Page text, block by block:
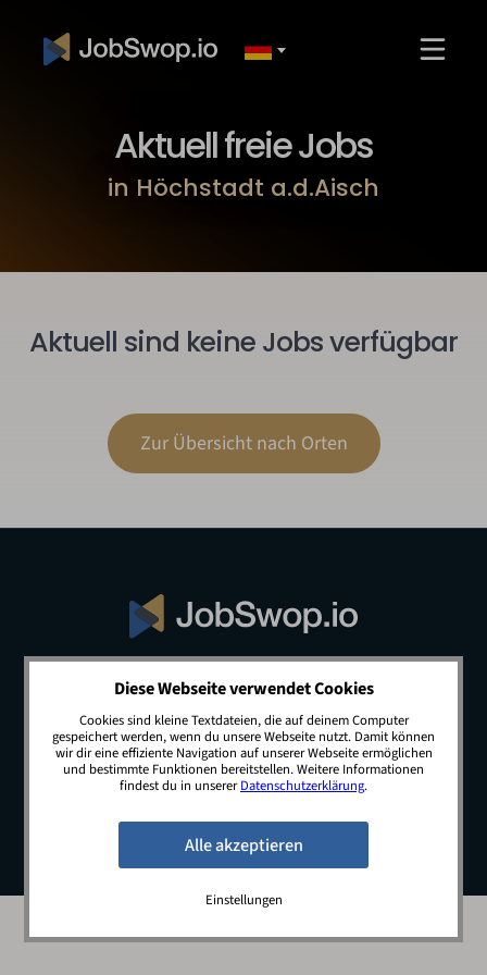
Aktuell freie Jobs
in Höchstadt a.d.Aisch
Aktuell sind keine Jobs verfügbar
Zur Übersicht nach Orten
© 2026 JobSwop.io · All rights reserved.
Blog Jobs Newsletter
Kontakt
Preise
Impressum Datenschutz
Diese Webseite verwendet Cookies
Cookies sind kleine Textdateien, die auf deinem Computer
gespeichert werden, wenn du unsere Webseite nutzt. Damit können
wir dir eine effiziente Navigation auf unserer Webseite ermöglichen
und bestimmte Funktionen bereitstellen. Weitere Informationen
findest du in unsererDatenschutzerklärung.
Einstellungen